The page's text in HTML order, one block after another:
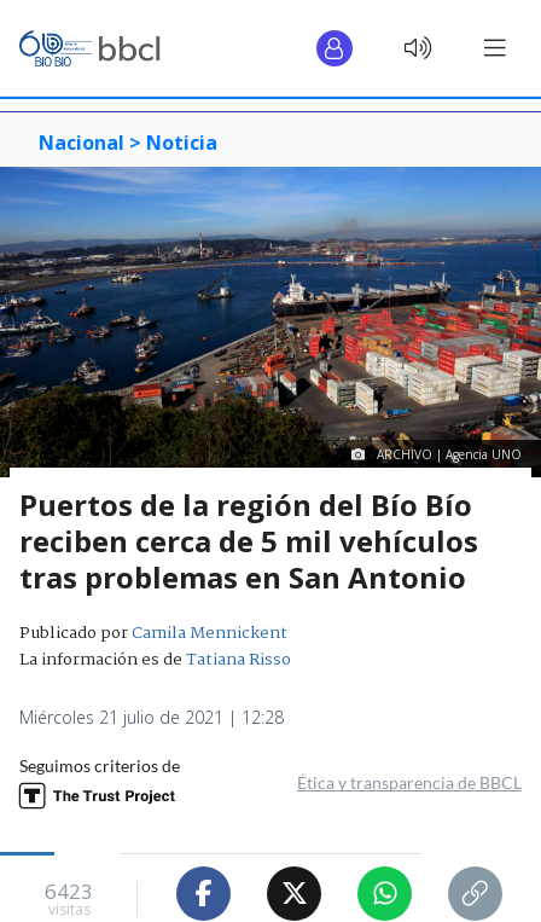
Nacional > Noticia
ARCHIVO | Agencia UNO
Puertos de la región del Bío Bío
reciben cerca de 5 mil vehículos
tras problemas en San Antonio
Publicado porCamila Mennickent
La información es deTatiana Risso
Miércoles 21 julio de 2021 | 12:28
Seguimos criterios de
Ética y transparencia de BBCL
6423
visitas